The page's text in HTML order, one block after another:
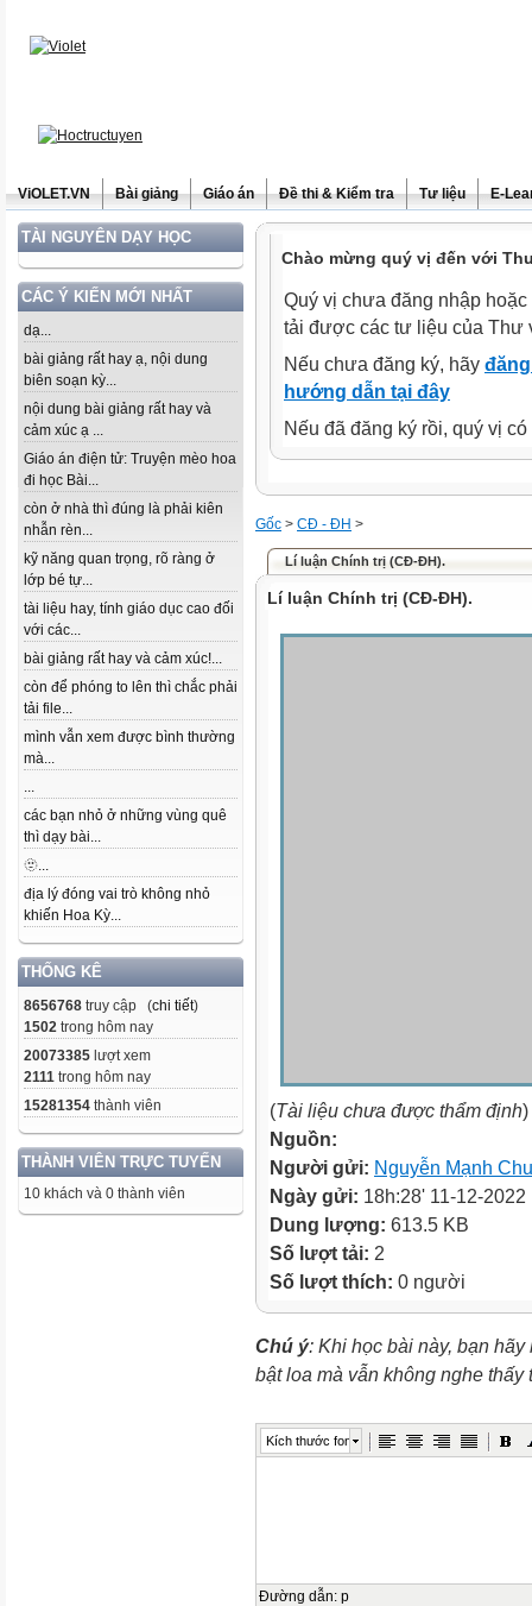
ViOLET.VN Bài giảng Giáo án Đề thi & Kiểm tra Tư liệu E-
TÀI NGUYÊN DẠY HỌC
CÁC Ý KIẾN MỚI NHẤT
dạ...
bài giảng rất hay ạ, nội dung
biên soạn kỳ...
nội dung bài giảng rất hay và
cảm xúc ạ ...
Giáo án điện tử: Truyện mèo hoa
đi học Bài...
còn ở nhà thì đúng là phải kiên
nhẫn rèn...
kỹ năng quan trọng, rõ ràng ở
lớp bé tự...
tài liệu hay, tính giáo dục cao đối
với các...
bài giảng rất hay và cảm xúc!...
còn để phóng to lên thì chắc phải
tải file...
mình vẫn xem được bình thường
mà...
...
các bạn nhỏ ở những vùng quê
thì dạy bài...
🫥...
địa lý đóng vai trò không nhỏ
khiến Hoa Kỳ...
THỐNG KÊ
8656768 truy cập (chi tiết)
1502 trong hôm nay
20073385 lượt xem
2111 trong hôm nay
15281354 thành viên
THÀNH VIÊN TRỰC TUYẾN
10 khách và 0 thành viên
Chào mừng quý vị đến với
Quý vị chưa đăng nhập
tải được các tư liệu của Thư
Nếu chưa đăng ký, hãy
hướng dẫn tại đây
Nếu đã đăng ký rồi, quý vị
Gốc > CĐ - ĐH >
Lí luận Chính trị (CĐ-ĐH).
Lí luận Chính trị (CĐ-ĐH).
(Tài liệu chưa được thẩm định)
Nguồn:
Người gửi: Nguyễn Mạnh
Ngày gửi: 18h:28' 11-12-2022
Dung lượng: 613.5 KB
Số lượt tải: 2
Số lượt thích: 0 người
Chú ý: Khi học bài này, bạn
bật loa mà vẫn không nghe
Kích thước font
Đường dẫn: p